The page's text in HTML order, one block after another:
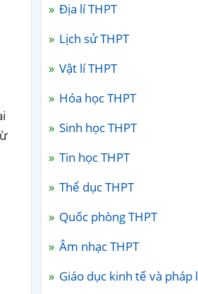
Địa lí THPT
Lịch sử THPT
Vật lí THPT
Hóa học THPT
Sinh học THPT
Tin học THPT
Thể dục THPT
Quốc phòng THPT
Âm nhạc THPT
Giáo dục kinh tế và pháp